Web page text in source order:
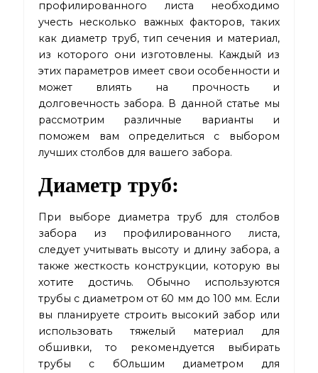
профилированного листа необходимо
учесть несколько важных факторов, таких
как диаметр труб, тип сечения и материал,
из которого они изготовлены. Каждый из
этих параметров имеет свои особенности и
может влиять на прочность и
долговечность забора. В данной статье мы
рассмотрим различные варианты и
поможем вам определиться с выбором
лучших столбов для вашего забора.
Диаметр труб:
При выборе диаметра труб для столбов
забора из профилированного листа,
следует учитывать высоту и длину забора, а
также жесткость конструкции, которую вы
хотите достичь. Обычно используются
трубы с диаметром от 60 мм до 100 мм. Если
вы планируете строить высокий забор или
использовать тяжелый материал для
обшивки, то рекомендуется выбирать
трубы с бОльшим диаметром для